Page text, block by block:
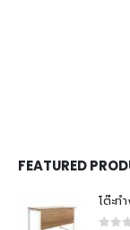
FEATURED
โต๊ะท